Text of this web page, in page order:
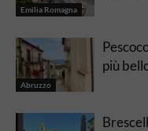
Emilia Romagna
Abruzzo
più